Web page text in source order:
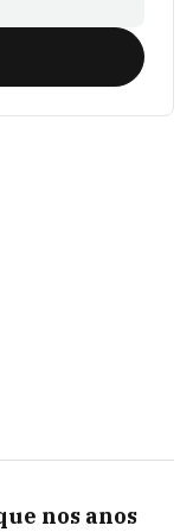
nos anos